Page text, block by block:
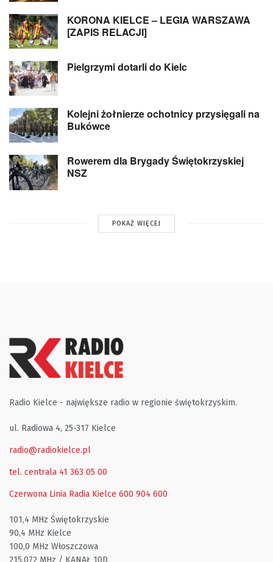
KORONA KIELCE – LEGIA WARSZAWA
[ZAPIS RELACJI]
Pielgrzymi dotarli do Kielc
Kolejni żołnierze ochotnicy przysięgali na
Bukówce
Rowerem dla Brygady Świętokrzyskiej
NSZ
POKAŻ WIĘCEJ
Radio Kielce - największe radio w regionie świętokrzyskim.
ul. Radiowa 4, 25-317 Kielce
radio@radiokielce.pl
tel. centrala 41 363 05 00
Czerwona Linia Radia Kielce 600 904 600
101,4 MHz Świętokrzyskie
90,4 MHz Kielce
100,0 MHz Włoszczowa
215,072 MHz / KANAŁ 10D